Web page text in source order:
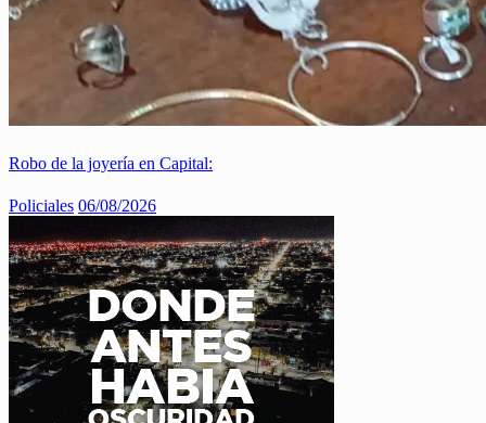
Robo de la joyería en Capital:
Policiales 06/08/2026